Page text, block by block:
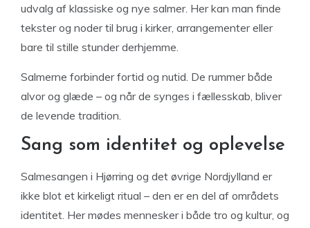
udvalg af klassiske og nye salmer. Her kan man finde
tekster og noder til brug i kirker, arrangementer eller
bare til stille stunder derhjemme.
Salmerne forbinder fortid og nutid. De rummer både
alvor og glæde – og når de synges i fællesskab, bliver
de levende tradition.
Sang som identitet og oplevelse
Salmesangen i Hjørring og det øvrige Nordjylland er
ikke blot et kirkeligt ritual – den er en del af områdets
identitet. Her mødes mennesker i både tro og kultur, og